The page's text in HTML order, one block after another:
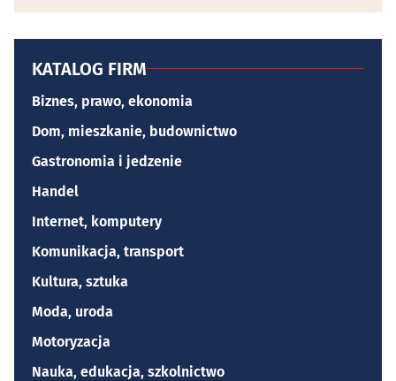
KATALOG FIRM
Biznes, prawo, ekonomia
Dom, mieszkanie, budownictwo
Gastronomia i jedzenie
Handel
Internet, komputery
Komunikacja, transport
Kultura, sztuka
Moda, uroda
Motoryzacja
Nauka, edukacja, szkolnictwo